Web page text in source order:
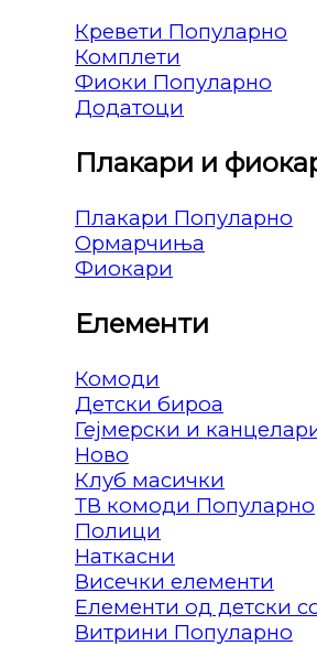
Кревети
Комплети
Фиоки
Додатоци
Плакари и
Плакари
Ормарчиња
Фиокари
Елементи
Комоди
Детски бироа
Гејмерски и
Клуб масички
ТВ комоди
Полици
Наткасни
Висечки елементи
Елементи од детски
Витрини